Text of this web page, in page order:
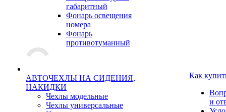
габаритный
Фонарь освещения
номера
Фонарь
противотуманный
АВТОЧЕХЛЫ НА СИДЕНИЯ,
НАКИДКИ
Чехлы модельные
Чехлы универсальные
Как
и